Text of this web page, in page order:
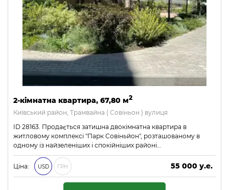
2-кімнатна квартира, 67,80 м2
Київський район, Трамвайна ( Совіньон ) вулиця
ID 28163. Продається затишна двокімнатна квартира в
житловому комплексі "Парк Совіньйон", розташованому в
одному із найзеленіших і спокійніших районі…
Ціна: USD ГРН
55 000 у.е.
2 365 000 ₴